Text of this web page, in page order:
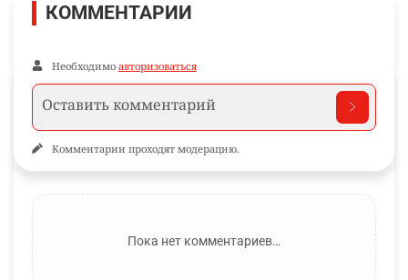
КОММЕНТАРИИ
Необходимо авторизоваться
Комментарии проходят модерацию.
Пока нет комментариев…